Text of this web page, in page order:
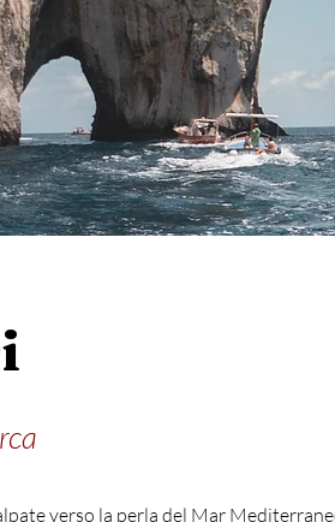
verso la perla del Mar